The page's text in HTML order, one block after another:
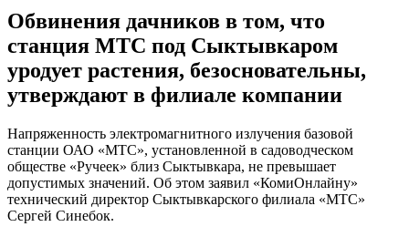
Обвинения дачников в том, что
станция МТС под Сыктывкаром
уродует растения, безосновательны,
утверждают в филиале компании
Напряженность электромагнитного излучения базовой
станции ОАО «МТС», установленной в садоводческом
обществе «Ручеек» близ Сыктывкара, не превышает
допустимых значений. Об этом заявил «КомиОнлайну»
технический директор Сыктывкарского филиала «МТС»
Сергей Синебок.